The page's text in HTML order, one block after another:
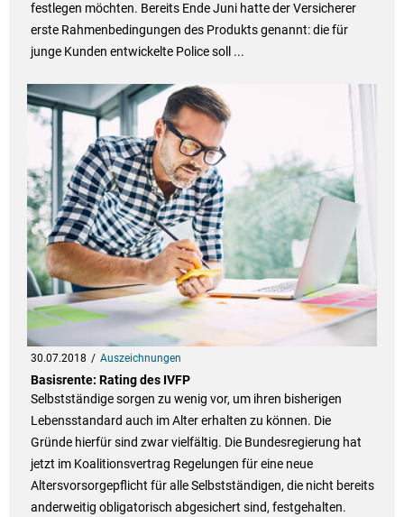
festlegen möchten. Bereits Ende Juni hatte der Versicherer
erste Rahmenbedingungen des Produkts genannt: die für
junge Kunden entwickelte Police soll ...
30.07.2018 Auszeichnungen
Basisrente: Rating des IVFP
Selbstständige sorgen zu wenig vor, um ihren bisherigen
Lebensstandard auch im Alter erhalten zu können. Die
Gründe hierfür sind zwar vielfältig. Die Bundesregierung hat
jetzt im Koalitionsvertrag Regelungen für eine neue
Altersvorsorgepflicht für alle Selbstständigen, die nicht bereits
anderweitig obligatorisch abgesichert sind, festgehalten.